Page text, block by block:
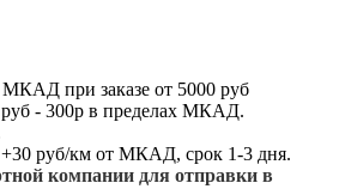
МКАД при заказе от 5000 руб
руб - 300р в пределах МКАД.
+30 руб/км от МКАД, срок 1-3 дня.
компании для отправки в